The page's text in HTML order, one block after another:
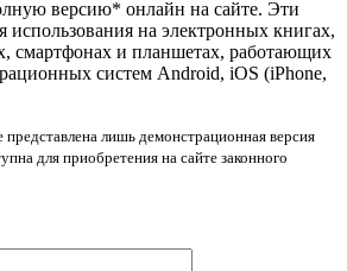
версию* онлайн на сайте. Эти
использования на электронных книгах,
смартфонах и планшетах, работающих
систем Android, iOS (iPhone,
лишь демонстрационная версия
для приобретения на сайте законного